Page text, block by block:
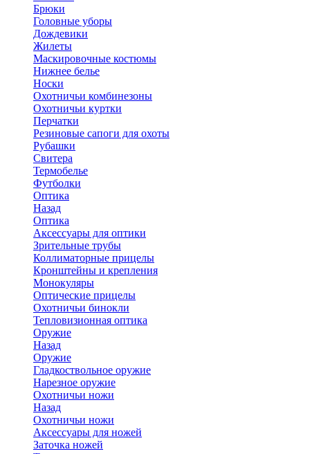
Брюки
Головные уборы
Дождевики
Жилеты
Маскировочные костюмы
Нижнее белье
Носки
Охотничьи комбинезоны
Охотничьи куртки
Перчатки
Резиновые сапоги для охоты
Рубашки
Свитера
Термобелье
Футболки
Оптика
Назад
Оптика
Аксессуары для оптики
Зрительные трубы
Коллиматорные прицелы
Кронштейны и крепления
Монокуляры
Оптические прицелы
Охотничьи бинокли
Тепловизионная оптика
Оружие
Назад
Оружие
Гладкоствольное оружие
Нарезное оружие
Охотничьи ножи
Назад
Охотничьи ножи
Аксессуары для ножей
Заточка ножей